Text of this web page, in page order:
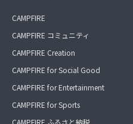
CAMPFIRE
CAMPFIRE コミュニティ
CAMPFIRE Creation
CAMPFIRE for Social Good
CAMPFIRE for Entertainment
CAMPFIRE for Sports
CAMPFIRE ふるさと納税